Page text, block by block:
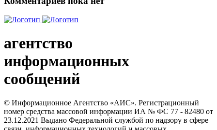
агентство
информационных
сообщений
© Информационное Агентство «АИС». Регистрационный
номер средства массовой информации ИА № ФС 77 - 82480 от
23.12.2021 Выдано Федеральной службой по надзору в сфере